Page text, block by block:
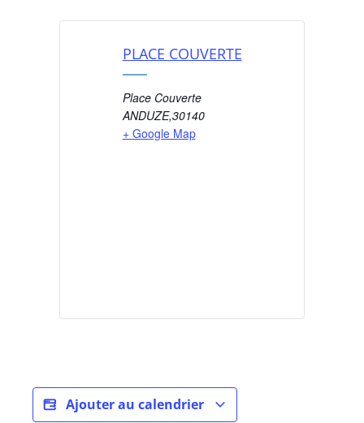
PLACE COUVERTE
Place Couverte
ANDUZE,30140
+ Google Map
Ajouter au calendrier